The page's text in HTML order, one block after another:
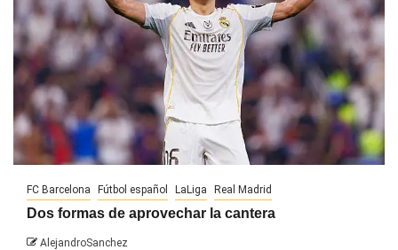
FC Barcelona Fútbol español LaLiga Real Madrid
Dos formas de aprovechar la cantera
AlejandroSanchez